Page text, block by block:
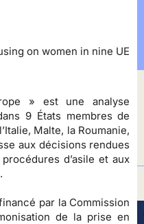
on women in nine UE
» est une analyse
9 États membres de
Malte, la Roumanie,
aux décisions rendues
d’asile et aux
par la Commission
de la prise en